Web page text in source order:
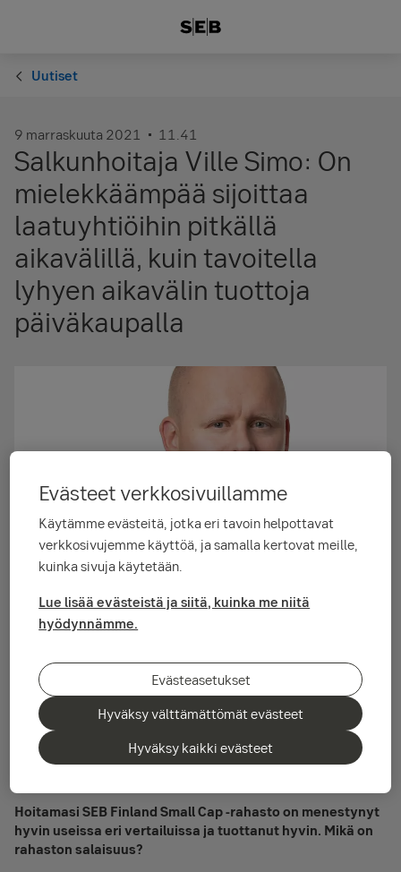
Uutiset
9 marraskuuta 2021 11.41
Salkunhoitaja Ville Simo: On
mielekkäämpää sijoittaa
laatuyhtiöihin pitkällä
aikavälillä, kuin tavoitella
lyhyen aikavälin tuottoja
päiväkaupalla
Ville Simon hoitama SEB Finland Small Cap -
rahastovertailuissa viime vuoden aikana.
Kysyimme palkitulta salkunhoitajalta, missä
piilee menestyksen salaisuus, miten hän näkee
vallitsevan taloustilanteen ja mitä vinkkejä
hänellä on sijoittajille.
Hoitamasi SEB Finland Small Cap -rahasto on menestynyt
hyvin useissa eri vertailuissa ja tuottanut hyvin. Mikä on
rahaston salaisuus?
Evästeet verkkosivuillamme
Käytämme evästeitä, jotka eri tavoin helpottavat
verkkosivujemme käyttöä, ja samalla kertovat meille,
kuinka sivuja käytetään.
Lue lisää evästeistä ja siitä, kuinka me niitä
hyödynnämme.
Evästeasetukset
Hyväksy välttämättömät evästeet
Hyväksy kaikki evästeet